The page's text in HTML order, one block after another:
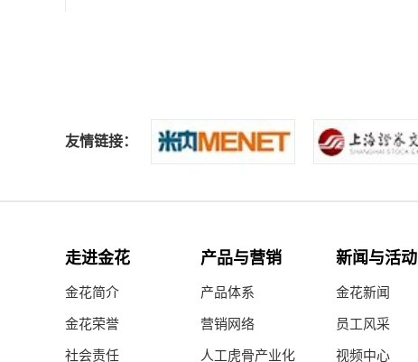
公告通知
政策法规
友情链接：
走进金花
金花简介
金花荣誉
社会责任
产品与营销
产品体系
营销网络
人工虎骨产业化
新闻与活动
金花新闻
员工风采
视频中心